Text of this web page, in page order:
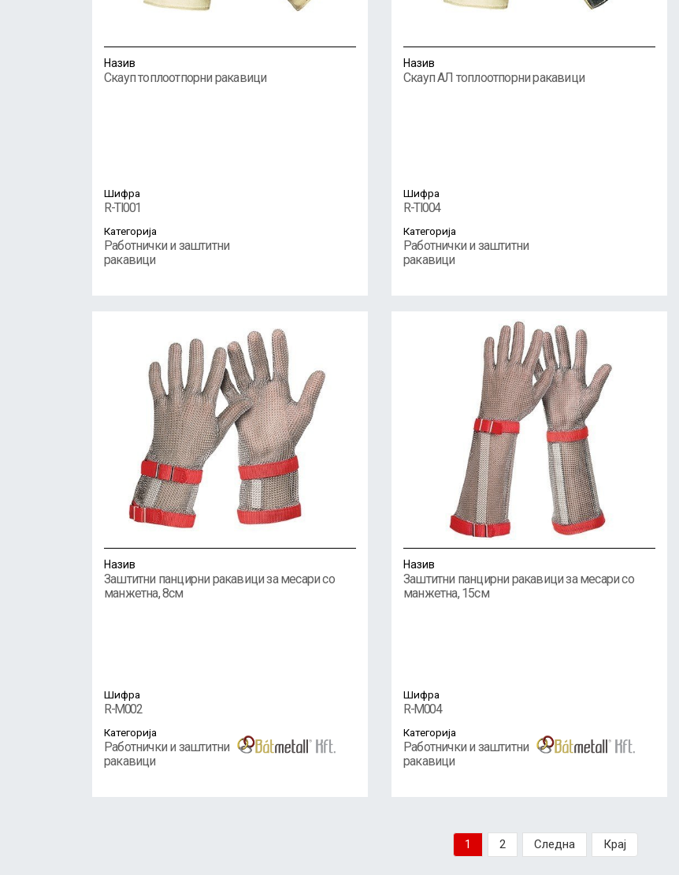
Назив
Скауп топлоотпорни ракавици
Шифра
R-TI001
Категорија
Работнички и заштитни
ракавици
Назив
Скауп АЛ топлоотпорни ракавици
Шифра
R-TI004
Категорија
Работнички и заштитни
ракавици
Назив
Заштитни панцирни ракавици за месари со
манжетна, 8см
Шифра
R-M002
Категорија
Работнички и заштитни
ракавици
Назив
Заштитни панцирни ракавици за месари со
манжетна, 15см
Шифра
R-M004
Категорија
Работнички и заштитни
ракавици
1 2 Следна Крај